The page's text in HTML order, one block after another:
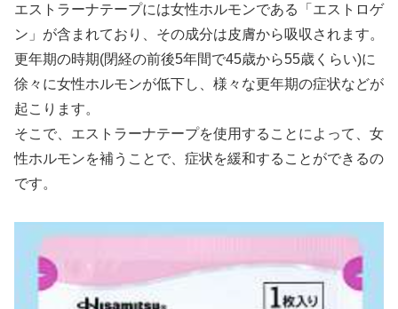
エストラーナテープには女性ホルモンである「エストロゲ
ン」が含まれており、その成分は皮膚から吸収されます。
更年期の時期(閉経の前後5年間で45歳から55歳くらい)に
徐々に女性ホルモンが低下し、様々な更年期の症状などが
起こります。
そこで、エストラーナテープを使用することによって、女
性ホルモンを補うことで、症状を緩和することができるの
です。